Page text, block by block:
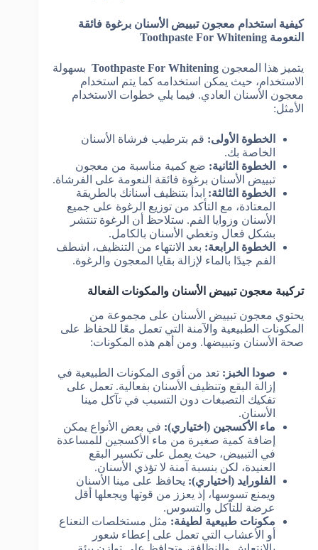
كيفية استخدام معجون تبييض الأسنان برغوة فائقة
النعومة Toothpaste For Whitening
يتميز هذا المعجون Toothpaste For Whitening بسهولة
الاستخدام، حيث يمكن استخدامه كما يتم استخدام
معجون الأسنان العادي. فيما يلي خطوات الاستخدام
الأمثل:
الخطوة الأولى: قم بترطيب فرشاة الأسنان
الخاصة بك.
الخطوة الثانية: ضع كمية مناسبة من معجون
تبييض الأسنان برغوة فائقة النعومة على الفرشاة.
الخطوة الثالثة: ابدأ بتنظيف أسنانك بالطريقة
المعتادة، مع التأكد من توزيع الرغوة على جميع
الأسنان وزوايا الفم. ستلاحظ أن الرغوة تنتشر
بشكل فعال وتغطي الأسنان بالكامل.
الخطوة الرابعة: بعد الانتهاء من التنظيف، اشطف
الفم جيدًا بالماء لإزالة بقايا المعجون والرغوة.
تركيبة معجون تبييض الأسنان والمكونات الفعالة
يحتوي معجون تبييض الأسنان على مجموعة من
المكونات الطبيعية والآمنة التي تعمل معًا للحفاظ على
صحة الأسنان وتبييضها. ومن أهم هذه المكونات:
صودا الخبز: تعد من أقوى المكونات الطبيعية في
إزالة البقع وتنظيف الأسنان بفعالية. تعمل على
تفكيك التصبغات دون التسبب في تآكل مينا
الأسنان.
ماء الأكسجين (اختياري): في بعض الأنواع يمكن
إضافة كمية صغيرة من ماء الأكسجين للمساعدة
في التبييض، حيث يعمل على تكسير البقع
العنيدة، لكن بنسبة آمنة لا تؤذي الأسنان.
الفلورايد (اختياري): يحافظ على مينا الأسنان
ويمنع تسوسها، إذ يعزز من قوتها ويجعلها أقل
عرضة للتآكل والتسوس.
مكونات طبيعية لطيفة: مثل مستخلصات النعناع
أو الأعشاب التي تعمل على إعطاء شعور